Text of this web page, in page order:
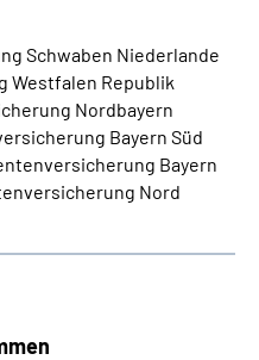
Schwaben Niederlande
Westfalen Republik
Nordbayern
Bayern Süd
Bayern
Nord